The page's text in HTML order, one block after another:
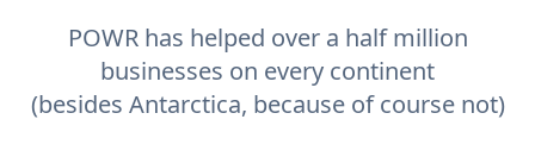
POWR has helped over a half million
businesses on every continent
(besides Antarctica, because of course not)